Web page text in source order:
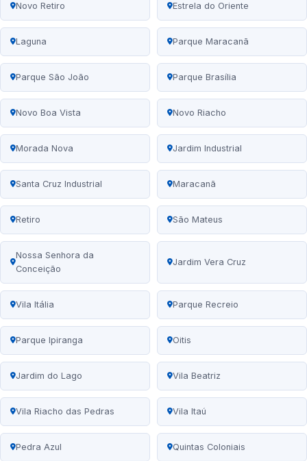
Novo Retiro Estrela do Oriente
Laguna Parque Maracanã
Parque São João Parque Brasília
Novo Boa Vista Novo Riacho
Morada Nova Jardim Industrial
Santa Cruz Industrial Maracanã
Retiro São Mateus
Nossa Senhora da
Conceição
Jardim Vera Cruz
Vila Itália Parque Recreio
Parque Ipiranga Oitis
Jardim do Lago Vila Beatriz
Vila Riacho das Pedras Vila Itaú
Pedra Azul Quintas Coloniais